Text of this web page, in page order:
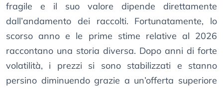
fragile e il suo valore dipende direttamente
dall’andamento dei raccolti. Fortunatamente, lo
scorso anno e le prime stime relative al 2026
raccontano una storia diversa. Dopo anni di forte
volatilità, i prezzi si sono stabilizzati e stanno
persino diminuendo grazie a un’offerta superiore